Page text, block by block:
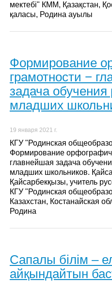
мектебі" КММ, Қазақстан,
қаласы, Родина ауылы
Формирование
грамотности −
задача обучения
младших
19 января 2021 г.
КГУ "Родинская
Формирование
главнейшая задача
младших школьников.
Қайсарбекқызы, учитель
КГУ "Родинская
Казахстан, Костанайская
Родина
Сапалы білім –
айқындайтын